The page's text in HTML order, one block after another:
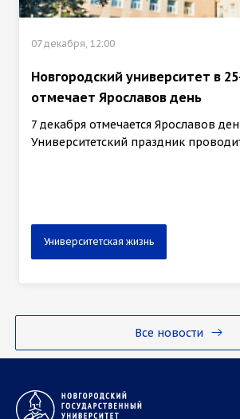
Все новости
07 декабря, 12:00
Новгородский университет в
отмечает Ярославов день
7 декабря отмечается Ярославов
Университетский праздник
Университетская жизнь